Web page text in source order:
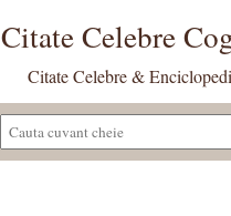
Citate Celebre
Citate Celebre &